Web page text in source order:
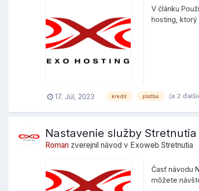
V článku
hosting, ktorý
17. Júl, 2023 kredit platba (a 2
Nastavenie služby Stretnutia
Roman zverejnil návod v Exoweb Stretnutia
Časť návodu
môžete